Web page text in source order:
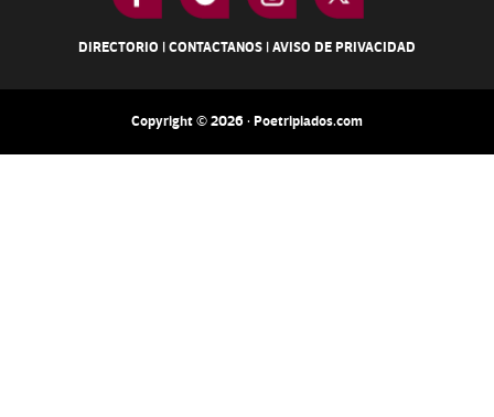
DIRECTORIO |CONTACTANOS |AVISO DE PRIVACIDAD
Copyright © 2026 · Poetripiados.com